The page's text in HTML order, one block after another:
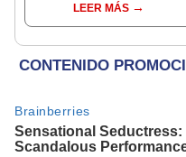
LEER MÁS